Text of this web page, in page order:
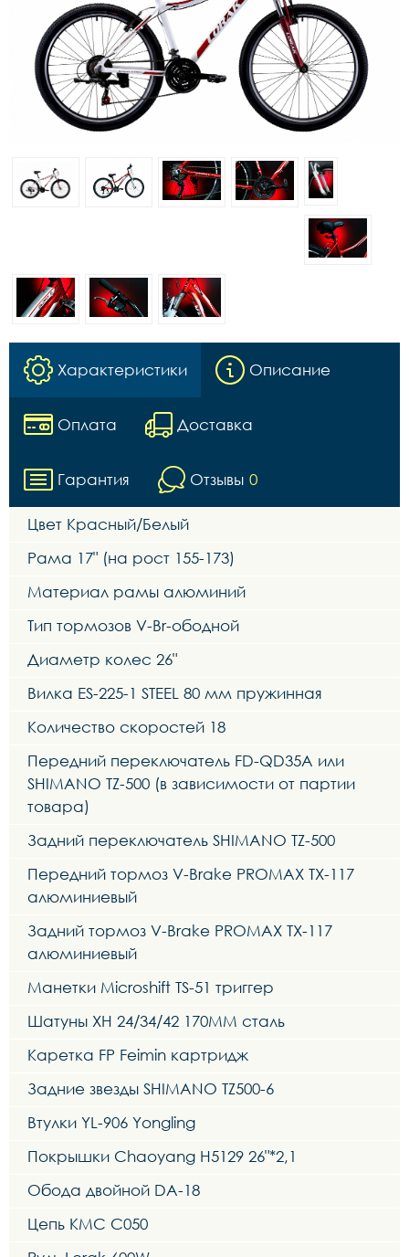
Характеристики Описание
Оплата Доставка
Гарантия Отзывы 0
Цвет Красный/Белый
Рама 17" (на рост 155-173)
Материал рамы алюминий
Тип тормозов V-Br-ободной
Диаметр колес 26"
Вилка ES-225-1 STEEL 80 мм пружинная
Количество скоростей 18
Передний переключатель FD-QD35A или
SHIMANO TZ-500 (в зависимости от партии
товара)
Задний переключатель SHIMANO TZ-500
Передний тормоз V-Brake PROMAX TX-117
алюминиевый
Задний тормоз V-Brake PROMAX TX-117
алюминиевый
Манетки Microshift TS-51 триггер
Шатуны XH 24/34/42 170MM сталь
Каретка FP Feimin картридж
Задние звезды SHIMANO TZ500-6
Втулки YL-906 Yongling
Покрышки Chaoyang H5129 26"*2,1
Обода двойной DA-18
Цепь KMC C050